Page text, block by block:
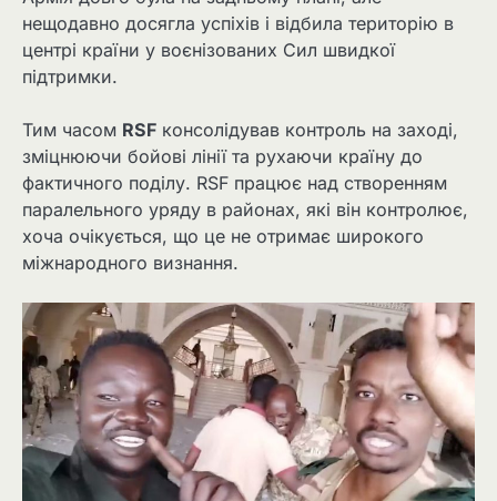
нещодавно досягла успіхів і відбила територію в
центрі країни у воєнізованих Сил швидкої
підтримки.
Тим часом RSF консолідував контроль на заході,
зміцнюючи бойові лінії та рухаючи країну до
фактичного поділу. RSF працює над створенням
паралельного уряду в районах, які він контролює,
хоча очікується, що це не отримає широкого
міжнародного визнання.